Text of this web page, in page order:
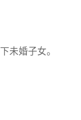
未婚子女。